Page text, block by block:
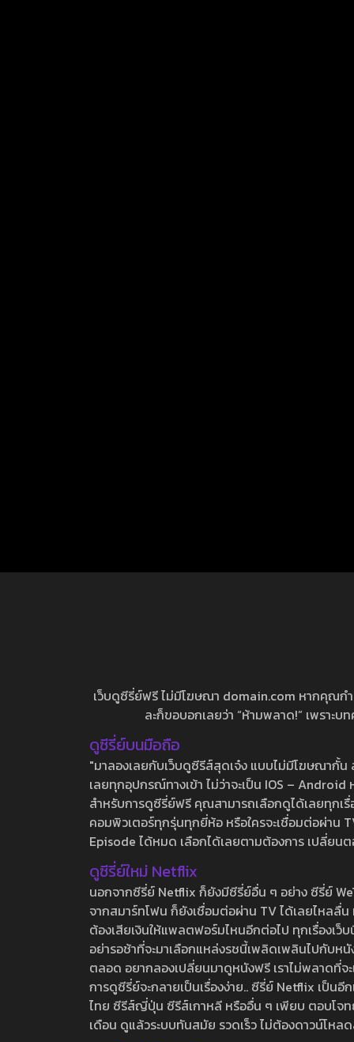
เว็บดูซีรี่ย์ฟรี ไม่มีโฆษณา domain.com หากคุณก
ละก็ขอบอกเลยว่า “ห้ามพลาด!” เพราะ
ดูซีรี่ย์บนมือถือ
"มาลองเลยกับเว็บดูซีรีส์สุดเจ๋ง แบบไม่มีโฆษณากั้
เลยทุกอุปกรณ์ทางเข้า ไม่ว่าจะเป็น IOS –
สำหรับการดูซีรี่ย์ฟรี คุณสามารถเลือกดูได้เลยทุกเ
คอมพิวเตอร์ทุกรุ่นทุกยี่ห้อ หรือใครจะเชื่อมต่อผ่าน
Episode ได้หมด เลือกได้เลยตามต้องการ เปลี่ยน
ดูซีรี่ย์ใหม่ Netflix
นอกจากซีรี่ย์ Netflix ก็ยังมีซีรี่ย์อื่น ๆ อย่าง ซีรี่ย์
จากสมาร์ทโฟน ก็ยังเชื่อมต่อผ่าน TV ได้เลยไหลลื่
ต้องเสียเงินให้แพลตฟอร์มไหนอีกต่อไป ทุกเรื่องเว็
อย่ารอช้าที่จะมาเลือกแหล่งรชนี้เพลิดเพลินไปกับห
ตลอด อยากลองเปลี่ยนมาดูหนังฟรี เราไม่พลาดที่
การดูซีรี่ย์จะกลายเป็นเรื่องง่าย.. ซีรี่ย์ Netflix เป็น
ไทย ซีรีส์ญี่ปุ่น ซีรีส์เกาหลี หรืออื่น ๆ เพียบ ตอบโจท
เดือน ดูแล้วระบบทันสมัย รวดเร็ว ไม่ต้องดาวน์โห